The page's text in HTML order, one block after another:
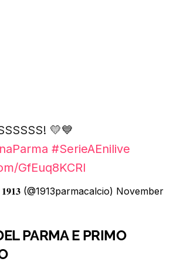
💛💙
#SerieAEnilive
GfEuq8KCRl
(@1913parmacalcio) November
PARMA E PRIMO